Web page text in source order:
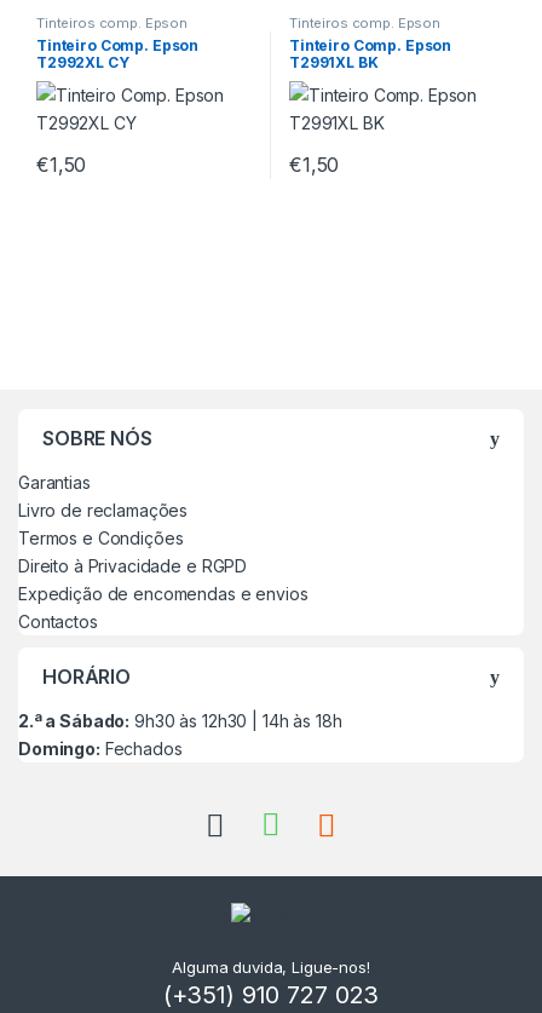
Tinteiros comp. Epson
Tinteiro Comp. Epson
T2992XL CY
€1,50
Tinteiros comp. Epson
Tinteiro Comp. Epson
T2991XL BK
€1,50
SOBRE NÓS
Garantias
Livro de reclamações
Termos e Condições
Direito à Privacidade e RGPD
Expedição de encomendas e envios
Contactos
HORÁRIO
2.ª a Sábado: 9h30 às 12h30 | 14h às 18h
Domingo: Fechados
Alguma duvida, Ligue-nos!
(+351) 910 727 023